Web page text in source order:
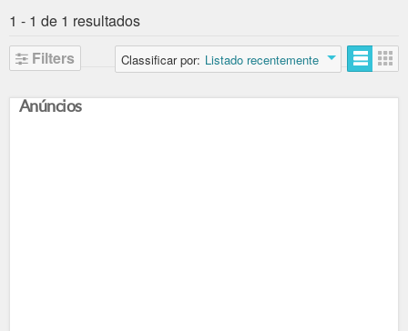
1 - 1 de 1 resultados
Filters
Classificar por: Listado recentemente
Anúncios